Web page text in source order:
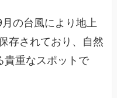
の台風により地上
存されており、自然
貴重なスポットで